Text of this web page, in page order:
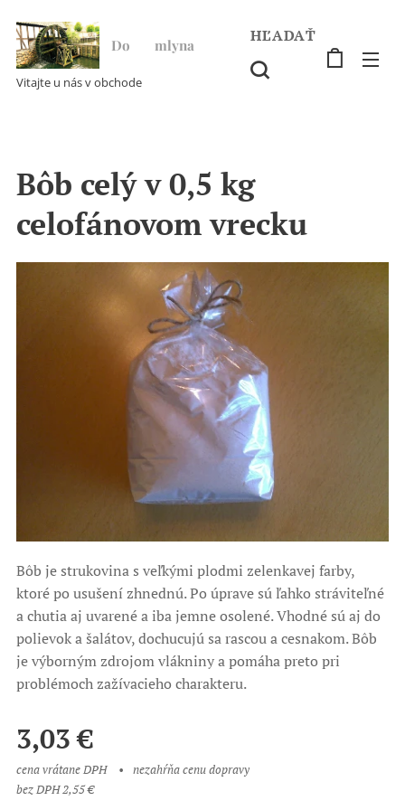
Do ♥ mlyna
Vitajte u nás v obchode
HĽADAŤ
Bôb celý v 0,5 kg
celofánovom vrecku
Bôb je strukovina s veľkými plodmi zelenkavej farby,
ktoré po usušení zhnednú. Po úprave sú ľahko stráviteľné
a chutia aj uvarené a iba jemne osolené. Vhodné sú aj do
polievok a šalátov, dochucujú sa rascou a cesnakom. Bôb
je výborným zdrojom vlákniny a pomáha preto pri
problémoch zažívacieho charakteru.
3,03€
cena vrátane DPH
nezahŕňa cenu dopravy
bez DPH 2,55 €